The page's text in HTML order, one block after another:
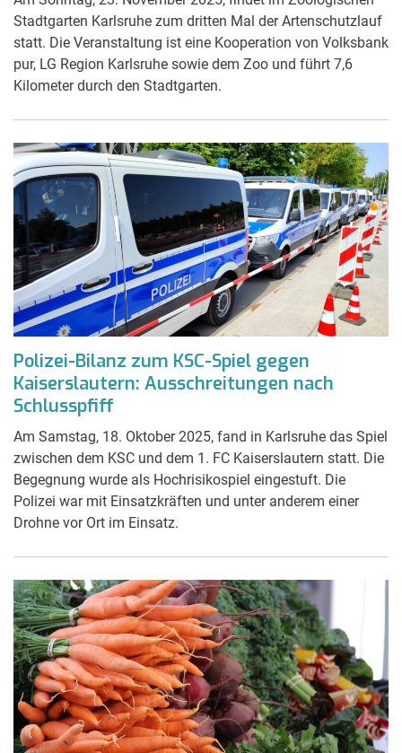
Stadtgarten Karlsruhe zum dritten Mal der Artenschutzlauf
statt. Die Veranstaltung ist eine Kooperation von Volksbank
pur, LG Region Karlsruhe sowie dem Zoo und führt 7,6
Kilometer durch den Stadtgarten.
Polizei-Bilanz zum KSC-Spiel gegen
Kaiserslautern: Ausschreitungen nach
Schlusspfiff
Am Samstag, 18. Oktober 2025, fand in Karlsruhe das Spiel
zwischen dem KSC und dem 1. FC Kaiserslautern statt. Die
Begegnung wurde als Hochrisikospiel eingestuft. Die
Polizei war mit Einsatzkräften und unter anderem einer
Drohne vor Ort im Einsatz.